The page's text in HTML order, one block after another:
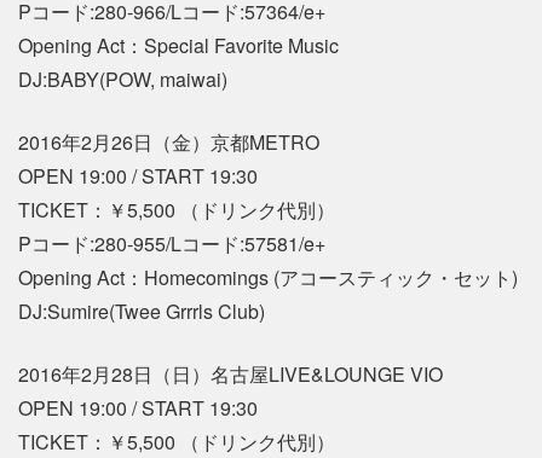
Pコード:280-966/Lコード:57364/e+
Opening Act：Special Favorite Music
DJ:BABY(POW, maiwai)
2016年2月26日（金）京都METRO
OPEN 19:00 / START 19:30
TICKET：￥5,500 （ドリンク代別）
Pコード:280-955/Lコード:57581/e+
Opening Act：Homecomings (アコースティック・セット)
DJ:Sumire(Twee Grrrls Club)
2016年2月28日（日）名古屋LIVE&LOUNGE VIO
OPEN 19:00 / START 19:30
TICKET：￥5,500 （ドリンク代別）